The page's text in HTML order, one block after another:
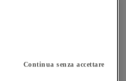
Continua senza accettare